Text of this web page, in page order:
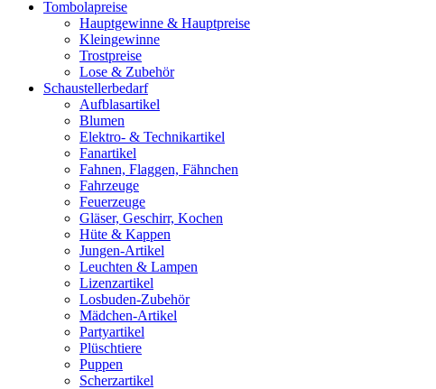
Tombolapreise
Hauptgewinne & Hauptpreise
Kleingewinne
Trostpreise
Lose & Zubehör
Schaustellerbedarf
Aufblasartikel
Blumen
Elektro- & Technikartikel
Fanartikel
Fahnen, Flaggen, Fähnchen
Fahrzeuge
Feuerzeuge
Gläser, Geschirr, Kochen
Hüte & Kappen
Jungen-Artikel
Leuchten & Lampen
Lizenzartikel
Losbuden-Zubehör
Mädchen-Artikel
Partyartikel
Plüschtiere
Puppen
Scherzartikel